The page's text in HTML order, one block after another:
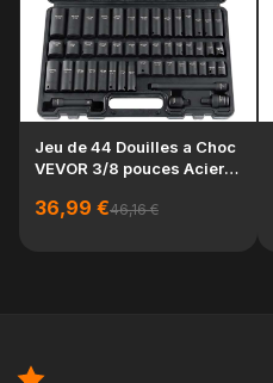
Jeu de 44 Douilles a Choc
VEVOR 3/8 pouces Acier
36,99 €46,16 €